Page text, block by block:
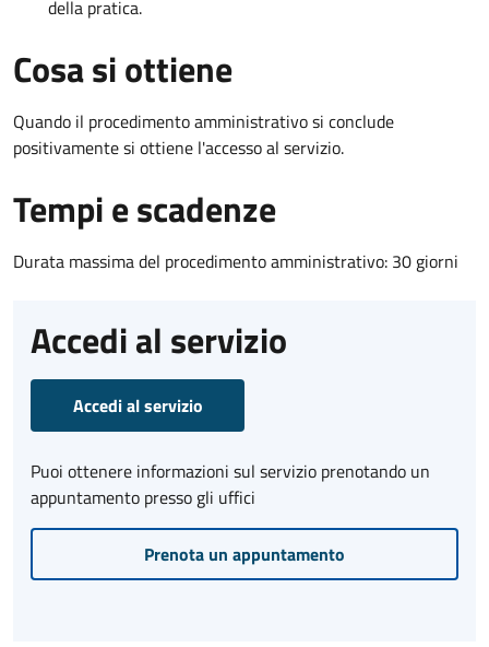
della pratica.
Cosa si ottiene
Quando il procedimento amministrativo si conclude
positivamente si ottiene l'accesso al servizio.
Tempi e scadenze
Durata massima del procedimento amministrativo: 30 giorni
Accedi al servizio
Accedi al servizio
Puoi ottenere informazioni sul servizio prenotando un
appuntamento presso gli uffici
Prenota un appuntamento